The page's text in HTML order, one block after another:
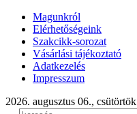
Magunkról
Elérhetőségeink
Szakcikk-sorozat
Vásárlási tájékoztató
Adatkezelés
Impresszum
2026. augusztus 06., csütörtök